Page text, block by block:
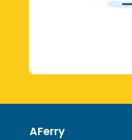
AFerry